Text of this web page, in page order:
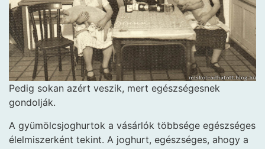
Pedig sokan azért veszik, mert egészségesnek
gondolják.
A gyümölcsjoghurtok a vásárlók többsége egészséges
élelmiszerként tekint. A joghurt, egészséges, ahogy a